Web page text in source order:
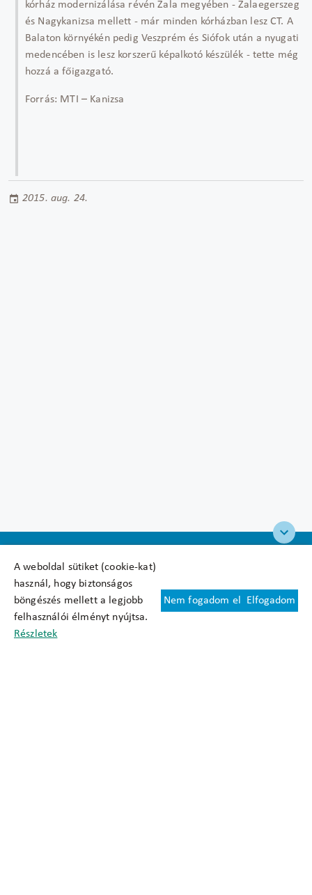
A weboldal sütiket (cookie-kat)
használ, hogy biztonságos
böngészés mellett a legjobb
felhasználói élményt nyújtsa.
Részletek
Nem fogadom el Elfogadom
kórház modernizálása révén Zala megyében - Zalaegerszeg
és Nagykanizsa mellett - már minden kórházban lesz CT. A
Balaton környékén pedig Veszprém és Siófok után a nyugati
medencében is lesz korszerű képalkotó készülék - tette még
hozzá a főigazgató.
Forrás: MTI – Kanizsa
2015. aug. 24.
Felhasználási feltételek